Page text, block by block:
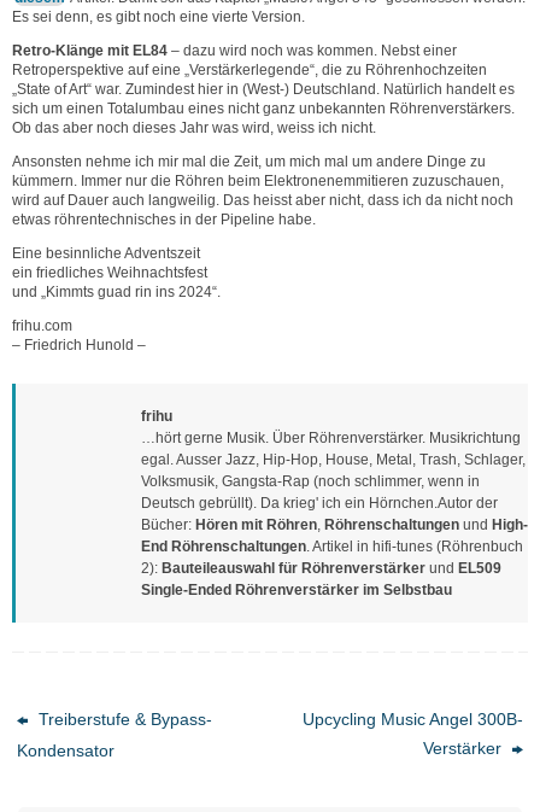
Es sei denn, es gibt noch eine vierte Version.
Retro-Klänge mit EL84 – dazu wird noch was kommen. Nebst einer
Retroperspektive auf eine „Verstärkerlegende“, die zu Röhrenhochzeiten
„State of Art“ war. Zumindest hier in (West-) Deutschland. Natürlich handelt es
sich um einen Totalumbau eines nicht ganz unbekannten Röhrenverstärkers.
Ob das aber noch dieses Jahr was wird, weiss ich nicht.
Ansonsten nehme ich mir mal die Zeit, um mich mal um andere Dinge zu
kümmern. Immer nur die Röhren beim Elektronenemmitieren zuzuschauen,
wird auf Dauer auch langweilig. Das heisst aber nicht, dass ich da nicht noch
etwas röhrentechnisches in der Pipeline habe.
Eine besinnliche Adventszeit
ein friedliches Weihnachtsfest
und „Kimmts guad rin ins 2024“.
frihu.com
– Friedrich Hunold –
frihu
…hört gerne Musik. Über Röhrenverstärker. Musikrichtung
egal. Ausser Jazz, Hip-Hop, House, Metal, Trash, Schlager,
Volksmusik, Gangsta-Rap (noch schlimmer, wenn in
Deutsch gebrüllt). Da krieg' ich ein Hörnchen.Autor der
Bücher: Hören mit Röhren, Röhrenschaltungen und High-
End Röhrenschaltungen. Artikel in hifi-tunes (Röhrenbuch
2): Bauteileauswahl für Röhrenverstärker und EL509
Single-Ended Röhrenverstärker im Selbstbau
Treiberstufe & Bypass-
Kondensator
Upcycling Music Angel 300B-
Verstärker